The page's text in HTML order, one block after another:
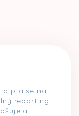
a ptá se na
reporting,
a